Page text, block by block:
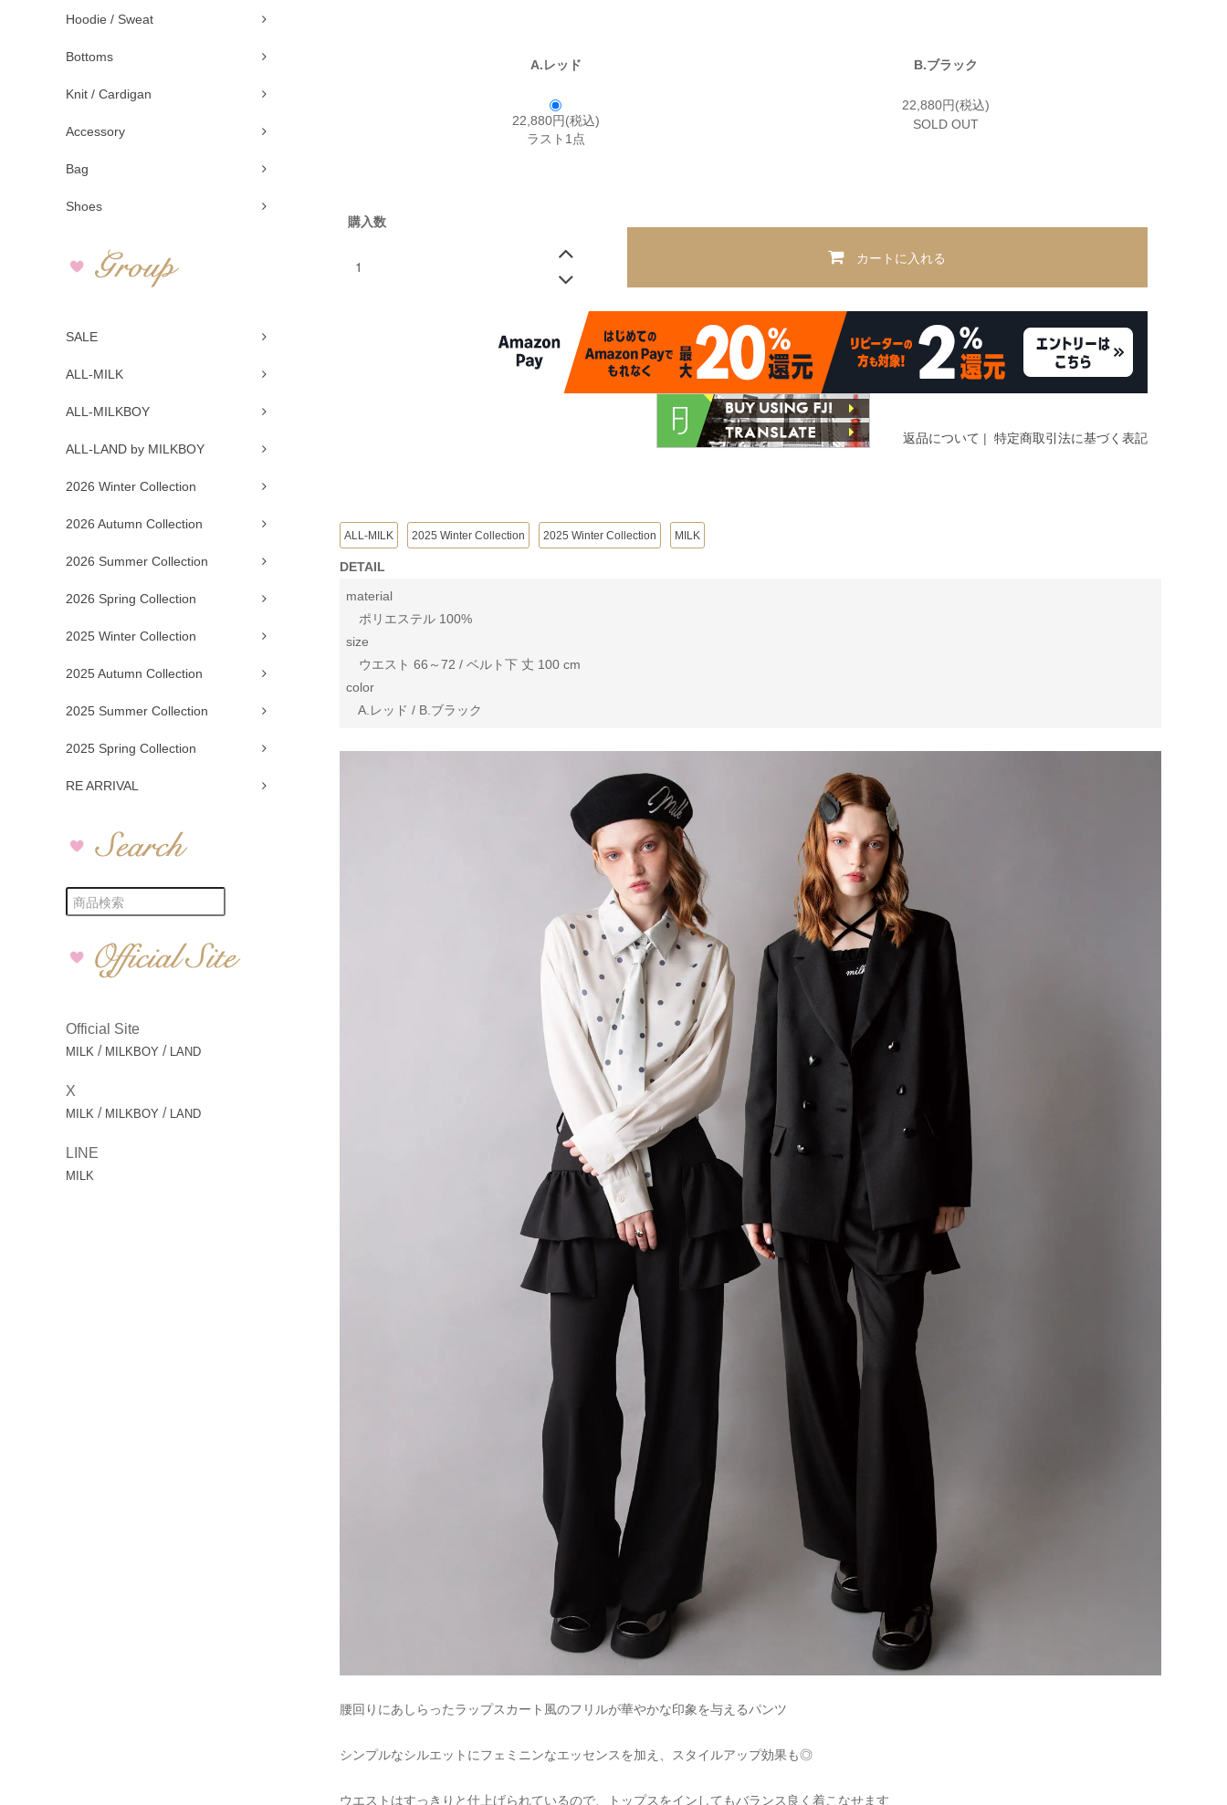
Hoodie / Sweat
Bottoms
Knit / Cardigan
Accessory
Bag
Shoes
SALE
ALL-MILK
ALL-MILKBOY
ALL-LAND by MILKBOY
2026 Winter Collection
2026 Autumn Collection
2026 Summer Collection
2026 Spring Collection
2025 Winter Collection
2025 Autumn Collection
2025 Summer Collection
2025 Spring Collection
RE ARRIVAL
Official Site
MILK / MILKBOY / LAND
X
MILK / MILKBOY / LAND
LINE
MILK
A.レッド B.ブラック
22,880円(税込)
ラスト1点
22,880円(税込)
SOLD OUT
購入数
カートに入れる
返品について | 特定商取引法に基づく表記
ALL-MILK 2025 Winter Collection 2025 Winter Collection MILK
DETAIL
material
ポリエステル 100%
size
ウエスト 66～72 / ベルト下 丈 100 cm
color
A.レッド / B.ブラック
腰回りにあしらったラップスカート風のフリルが華やかな印象を与えるパンツ
シンプルなシルエットにフェミニンなエッセンスを加え、スタイルアップ効果も◎
ウエストはすっきりと仕上げられているので、トップスをインしてもバランス良く着こなせます